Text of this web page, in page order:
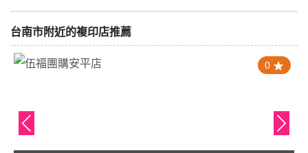
台南市附近的複印店推薦
0